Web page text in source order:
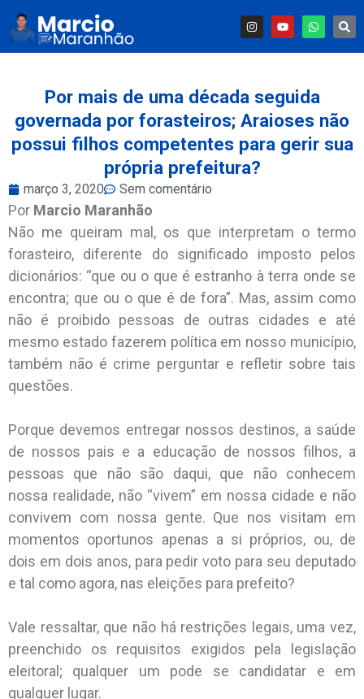
Por mais de uma década seguida
governada por forasteiros; Araioses não
possui filhos competentes para gerir sua
própria prefeitura?
março 3, 2020 Sem comentário
Por Marcio Maranhão
Não me queiram mal, os que interpretam o termo
forasteiro, diferente do significado imposto pelos
dicionários: “que ou o que é estranho à terra onde se
encontra; que ou o que é de fora”. Mas, assim como
não é proibido pessoas de outras cidades e até
mesmo estado fazerem política em nosso município,
também não é crime perguntar e refletir sobre tais
questões.
Porque devemos entregar nossos destinos, a saúde
de nossos pais e a educação de nossos filhos, a
pessoas que não são daqui, que não conhecem
nossa realidade, não “vivem” em nossa cidade e não
convivem com nossa gente. Que nos visitam em
momentos oportunos apenas a si próprios, ou, de
dois em dois anos, para pedir voto para seu deputado
e tal como agora, nas eleições para prefeito?
Vale ressaltar, que não há restrições legais, uma vez,
preenchido os requisitos exigidos pela legislação
eleitoral; qualquer um pode se candidatar e em
qualquer lugar.